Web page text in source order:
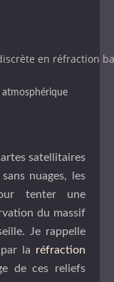
en réfraction
satellitaires
nuages, les
tenter une
du massif
Je rappelle
la réfraction
de ces reliefs